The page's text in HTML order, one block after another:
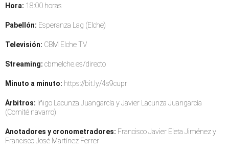
Hora: 18:00 horas
Pabellón: Esperanza Lag (Elche)
Televisión: CBM Elche TV
Streaming: cbmelche.es/directo
Minuto a minuto: https://bit.ly/4s9cupr
Árbitros: Iñigo Lacunza Juangarcía y Javier Lacunza Juangarcía
(Comité navarro)
Anotadores y cronometradores: Francisco Javier Eleta Jiménez y
Francisco José Martínez Ferrer